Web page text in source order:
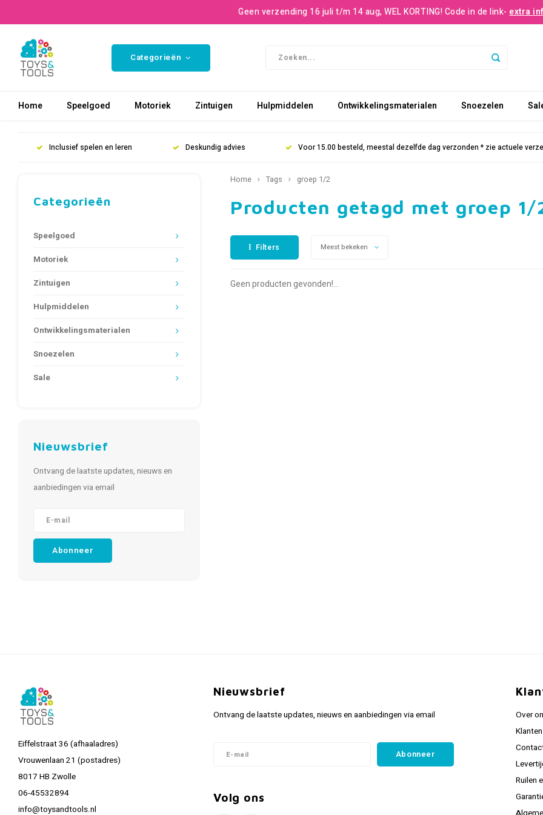
Geen verzending 16 juli t/m 14 aug, WEL KORTING! Code in de link- extra
Categorieën
Home Speelgoed Motoriek Zintuigen Hulpmiddelen Ontwikkelingsmaterialen Snoezelen
Inclusief spelen en leren Deskundig advies Voor 15.00 besteld, meestal dezelfde dag verzonden * zie actuele
Categorieën
Speelgoed
Motoriek
Zintuigen
Hulpmiddelen
Ontwikkelingsmaterialen
Snoezelen
Sale
Nieuwsbrief
Ontvang de laatste updates, nieuws en
aanbiedingen via email
Abonneer
Home Tags groep 1/2
Producten getagd met groep 1/
Filters Meest bekeken
Geen producten gevonden!...
Eiffelstraat 36 (afhaaladres)
Vrouwenlaan 21 (postadres)
8017 HB Zwolle
06-45532894
info@toysandtools.nl
Nieuwsbrief
Ontvang de laatste updates, nieuws en aanbiedingen via email
Abonneer
Volg ons
Over
Ruilen